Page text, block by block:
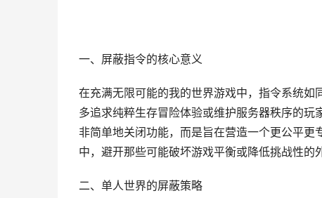
一、屏蔽指令的核心意义
在充满无限可能的我的世界游戏中，指令系统
多追求纯粹生存冒险体验或维护服务器秩序的
非简单地关闭功能，而是旨在营造一个更公平
中，避开那些可能破坏游戏平衡或降低挑战性的
二、单人世界的屏蔽策略